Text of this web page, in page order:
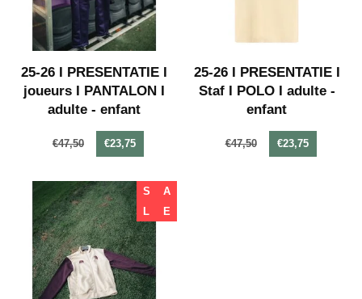
25-26 I PRESENTATIE I
joueurs I PANTALON I
adulte - enfant
€47,50 €23,75
25-26 I PRESENTATIE I
Staf I POLO I adulte -
enfant
€47,50 €23,75
S
A
L
E